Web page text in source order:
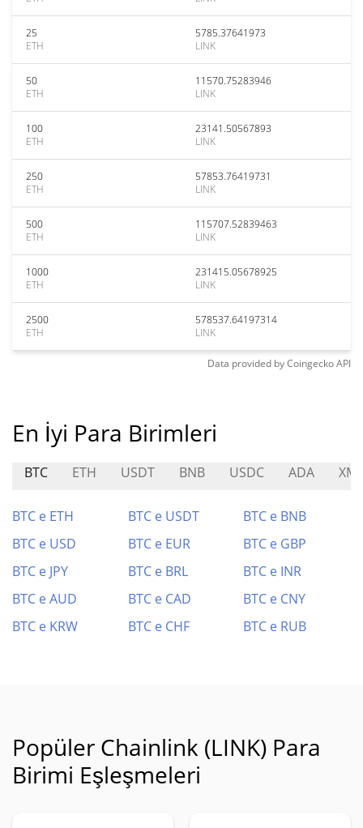
25
ETH
5785.37641973
LINK
50
ETH
11570.75283946
LINK
100
ETH
23141.50567893
LINK
250
ETH
57853.76419731
LINK
500
ETH
115707.52839463
LINK
1000
ETH
231415.05678925
LINK
2500
ETH
578537.64197314
LINK
Data provided byCoingeckoAPI
En İyi Para Birimleri
BTC ETH USDT BNB USDC ADA
BTC e ETH BTC e USDT
BTC e BNB
BTC e USD
BTC e EUR
BTC e GBP
BTC e JPY
BTC e BRL
BTC e INR
BTC e AUD
BTC e CAD
BTC e CNY
BTC e KRW
BTC e CHF BTC e RUB
Popüler Chainlink (LINK) Para
Birimi Eşleşmeleri